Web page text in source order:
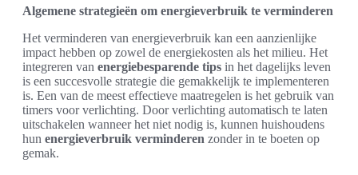
Algemene strategieën om energieverbruik te verminderen
Het verminderen van energieverbruik kan een aanzienlijke
impact hebben op zowel de energiekosten als het milieu. Het
integreren van energiebesparende tips in het dagelijks leven
is een succesvolle strategie die gemakkelijk te implementeren
is. Een van de meest effectieve maatregelen is het gebruik van
timers voor verlichting. Door verlichting automatisch te laten
uitschakelen wanneer het niet nodig is, kunnen huishoudens
hun energieverbruik verminderen zonder in te boeten op
gemak.